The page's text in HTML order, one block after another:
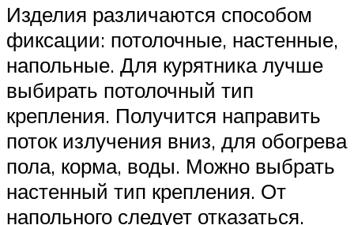
Изделия различаются способом
фиксации: потолочные, настенные,
напольные. Для курятника лучше
выбирать потолочный тип
крепления. Получится направить
поток излучения вниз, для обогрева
пола, корма, воды. Можно выбрать
настенный тип крепления. От
напольного следует отказаться.